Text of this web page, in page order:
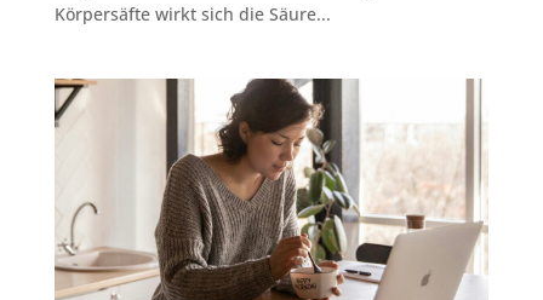
Körpersäfte wirkt sich die Säure...